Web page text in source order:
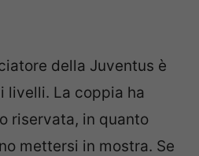
della Juventus è
livelli. La coppia ha
riservata, in quanto
mettersi in mostra. Se